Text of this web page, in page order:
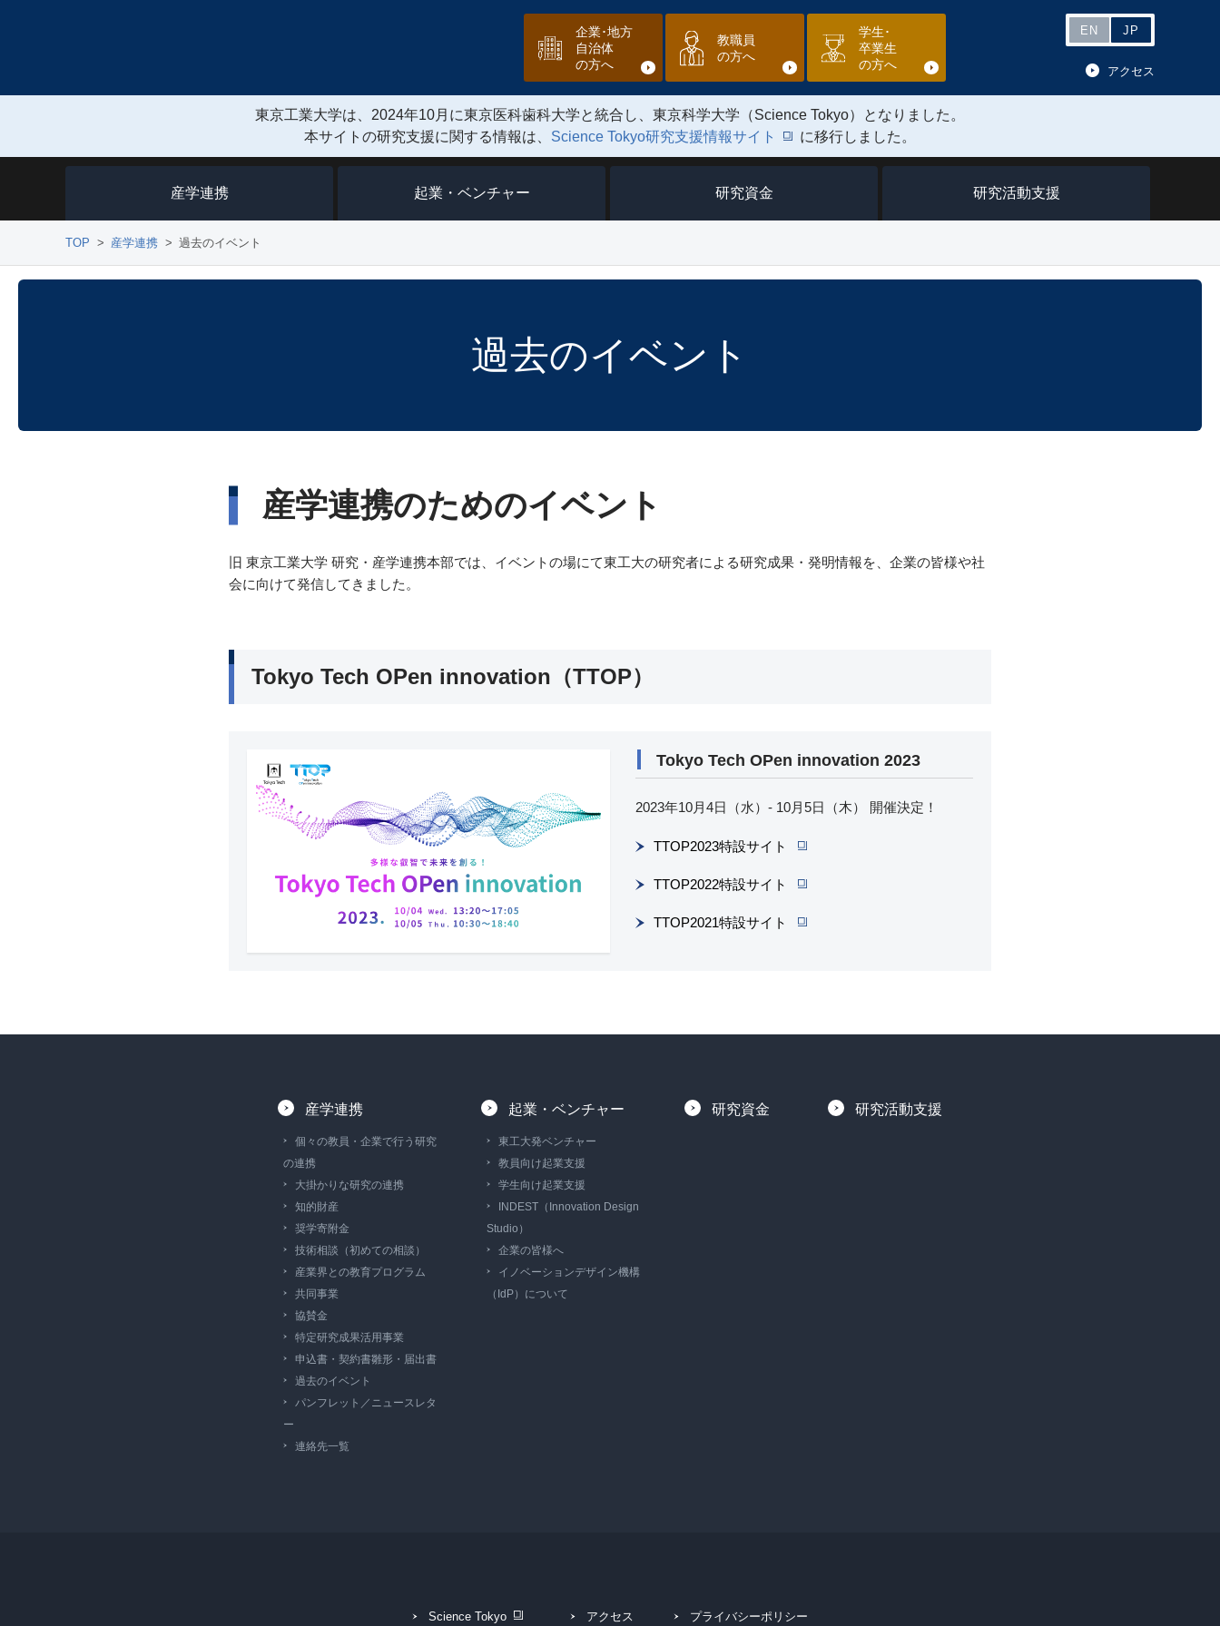
企業･地方
自治体
の方へ
教職員
の方へ
学生･
卒業生
の方へ
アクセス
EN JP
東京工業大学は、2024年10月に東京医科歯科大学と統合し、東京科学大学（Science Tokyo）となりました。
本サイトの研究支援に関する情報は、 Science Tokyo研究支援情報サイト に移行しました。
産学連携 起業・ベンチャー 研究資金 研究活動支援
TOP 産学連携 過去のイベント
過去のイベント
産学連携のためのイベント
旧 東京工業大学 研究・産学連携本部では、イベントの場にて東工大の研究者による研究成果・発明情報を、企業の皆様や社
会に向けて発信してきました。
Tokyo Tech OPen innovation（TTOP）
Tokyo Tech OPen innovation 2023
2023年10月4日（水）- 10月5日（木） 開催決定！
TTOP2023特設サイト
TTOP2022特設サイト
TTOP2021特設サイト
産学連携
個々の教員・企業で行う研究
の連携
大掛かりな研究の連携
知的財産
奨学寄附金
技術相談（初めての相談）
産業界との教育プログラム
共同事業
協賛金
特定研究成果活用事業
申込書・契約書雛形・届出書
過去のイベント
パンフレット／ニュースレタ
ー
連絡先一覧
起業・ベンチャー
東工大発ベンチャー
教員向け起業支援
学生向け起業支援
INDEST（Innovation Design
Studio）
企業の皆様へ
イノベーションデザイン機構
（IdP）について
研究資金 研究活動支援
Science Tokyo アクセス プライバシーポリシー